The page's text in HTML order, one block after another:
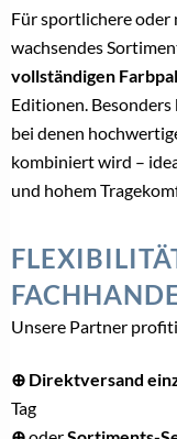
Für sportlichere oder
wachsendes
vollständigen
Editionen.
bei denen
kombiniert wird –
und hohem
Unsere Partner
⊕ Direktversand
Tag